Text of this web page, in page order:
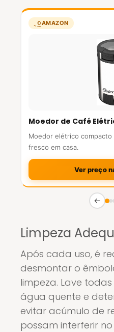
AMAZON
Moedor de Café
Moedor elétrico compacto
fresco em casa.
Ver preço
←
Limpeza
Após cada uso, é
desmontar o
limpeza. Lave
água quente e
evitar acúmulo de
possam interferir